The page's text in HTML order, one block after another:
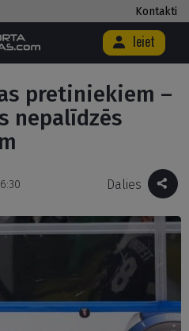
Kontakti
Ieiet
pretiniekiem – somiem PČ vairs
pretiniekiem –
nepalīdzēs
Dalies